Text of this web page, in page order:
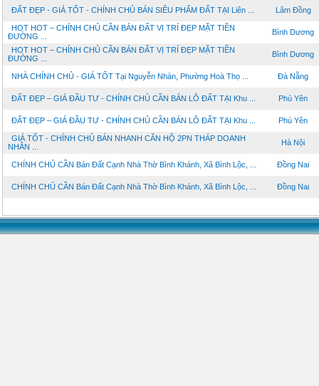
ĐẤT ĐẸP - GIÁ TỐT - CHÍNH CHỦ BÁN SIÊU PHẨM ĐẤT TẠI Liên ... Lâm Đồng
HOT HOT – CHÍNH CHỦ CẦN BÁN ĐẤT VỊ TRÍ ĐẸP MẶT TIỀN
ĐƯỜNG ...
Bình Dương
HOT HOT – CHÍNH CHỦ CẦN BÁN ĐẤT VỊ TRÍ ĐẸP MẶT TIỀN
ĐƯỜNG ...
Bình Dương
NHÀ CHÍNH CHỦ - GIÁ TỐT Tại Nguyễn Nhàn, Phường Hoà Thọ ... Đà Nẵng
ĐẤT ĐẸP – GIÁ ĐẦU TƯ - CHÍNH CHỦ CẦN BÁN LÔ ĐẤT TẠI Khu ... Phú Yên
ĐẤT ĐẸP – GIÁ ĐẦU TƯ - CHÍNH CHỦ CẦN BÁN LÔ ĐẤT TẠI Khu ... Phú Yên
GIÁ TỐT - CHÍNH CHỦ BÁN NHANH CĂN HỘ 2PN THÁP DOANH
NHÂN ...
Hà Nội
CHÍNH CHỦ CẦN Bán Đất Cạnh Nhà Thờ Bình Khánh, Xã Bình Lộc, ... Đồng Nai
CHÍNH CHỦ CẦN Bán Đất Cạnh Nhà Thờ Bình Khánh, Xã Bình Lộc, ... Đồng Nai